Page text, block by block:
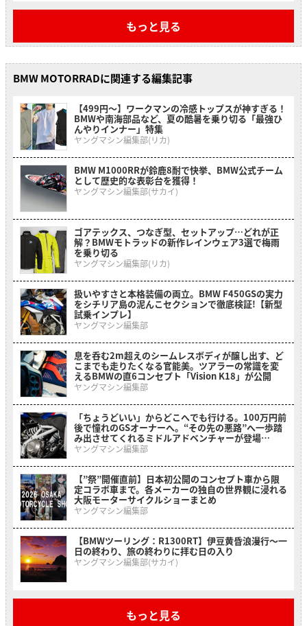
もっと見る
BMW MOTORRADに関連する編集記事
【499円〜】ワークマンの冷感トップスが神すぎる！
BMWや南海部品など、夏の酷暑を乗り切る「最強ひ
んやりインナー」特集
ヤングマシン編集部(リカ)
BMW M1000RRが鈴鹿8耐で快挙、BMW公式チーム
として歴史的な表彰台を獲得！
ヤングマシン編集部(サカイ)
ゴアテックス、つなぎ型、セットアップ…どれが正
解？BMWモトラッドの新作レインウェア3選で梅雨
を乗り切る
ヤングマシン編集部(リカ)
扱いやすさと本格装備の両立。BMW F450GSの実力
をシチリア島の泥んこセクションで徹底検証!【新型
試乗インプレ】
ヤングマシン編集部
息を呑む2m超えのシームレスボディが醸し出す、ど
こまでも走りたくなる官能美。ツアラーの常識を変
えるBMWの直6コンセプト「Vision K18」が公開
ヤングマシン編集部
「ちょうどいい」からどこへでも行ける。100万円前
後で憧れのGSオーナーへ。“その先の悪路”へ一歩踏
み出させてくれるミドルアドベンチャーが登場
【BMW F 450 GS】
ヤングマシン編集部
【”祭”開催直前】日本初公開のコンセプト車から限
定コラボ車まで。各メーカーの独自の世界観に浸れる
大阪モーターサイクルショーまとめ
ヤングマシン編集部
【BMWツーリング：R1300RT】伊豆黄昏浪漫行〜一
日の終わり、旅の終わりに拝む日の入り
ヤングマシン編集部(サカイ)
もっと見る